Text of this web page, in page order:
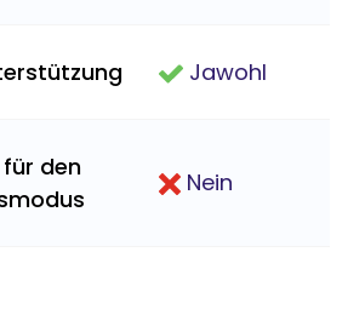
Jawohl
den
Nein